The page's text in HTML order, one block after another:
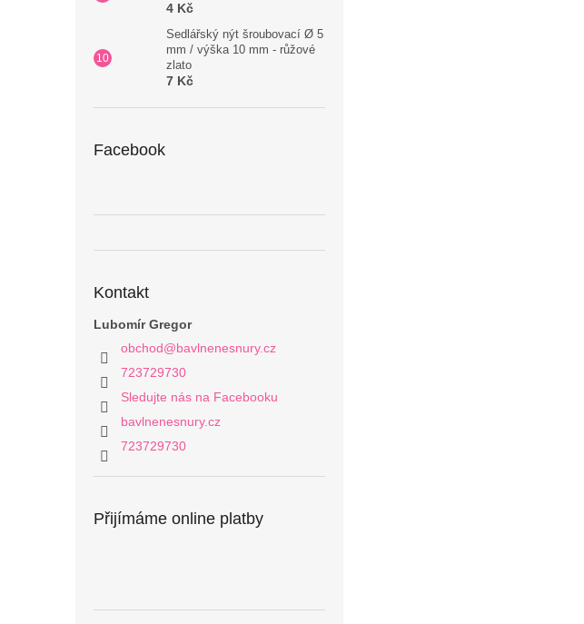
4 Kč
Sedlářský nýt šroubovací Ø 5
mm / výška 10 mm - růžové
zlato
7 Kč
Facebook
Kontakt
Lubomír Gregor
obchod@bavlnenesnury.cz
723729730
Sledujte nás na Facebooku
bavlnenesnury.cz
723729730
Přijímáme online platby